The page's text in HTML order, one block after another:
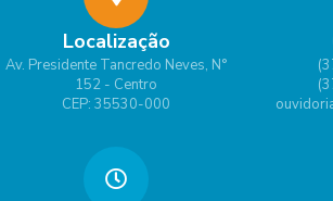
Localização
Av. Presidente Tancredo Neves, N°
152 - Centro
CEP: 35530-000